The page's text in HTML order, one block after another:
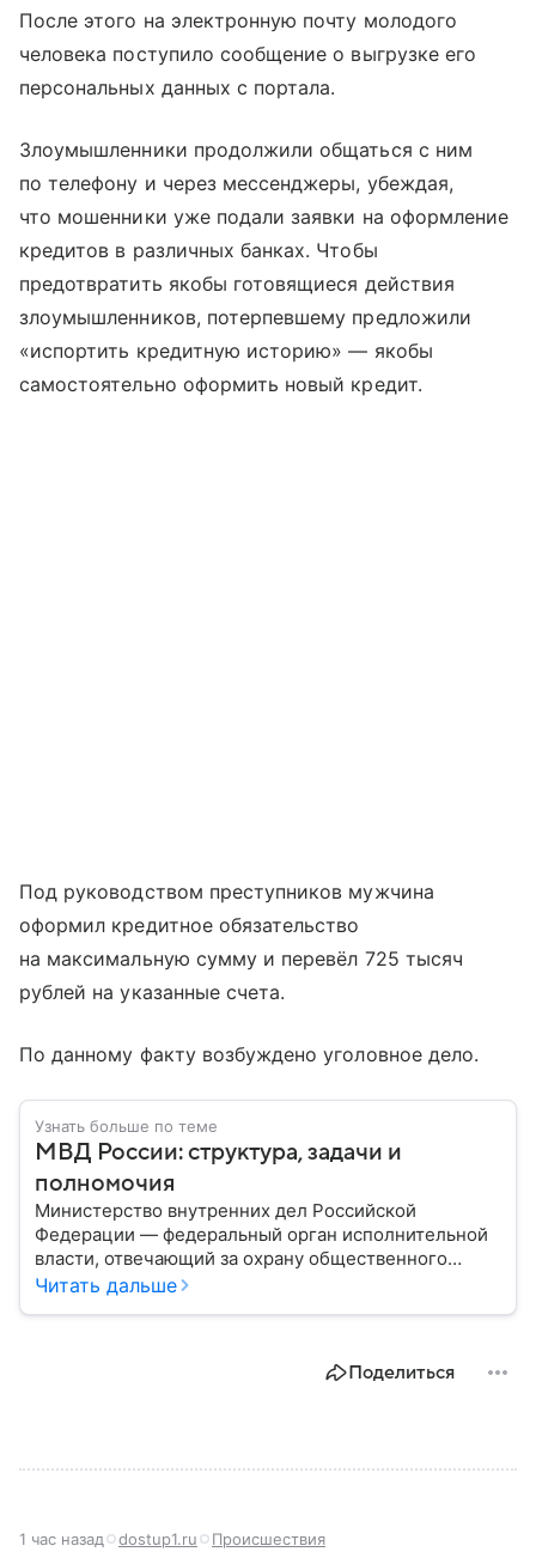
После этого на электронную почту молодого
человека поступило сообщение о выгрузке его
персональных данных с портала.
Злоумышленники продолжили общаться с ним
по телефону и через мессенджеры, убеждая,
что мошенники уже подали заявки на оформление
кредитов в различных банках. Чтобы
предотвратить якобы готовящиеся действия
злоумышленников, потерпевшему предложили
«испортить кредитную историю» — якобы
самостоятельно оформить новый кредит.
Под руководством преступников мужчина
оформил кредитное обязательство
на максимальную сумму и перевёл 725 тысяч
рублей на указанные счета.
По данному факту возбуждено уголовное дело.
Узнать больше по теме
МВД России: структура, задачи и
полномочия
Министерство внутренних дел Российской
Федерации — федеральный орган исполнительной
власти, отвечающий за охрану общественного
порядка, борьбу с преступностью, обеспечение
России, какие задачи выполняет министерство, как
Читать дальше
Поделиться
1 час назад dostup1.ru Происшествия